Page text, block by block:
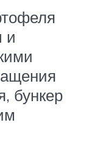
и
бункер